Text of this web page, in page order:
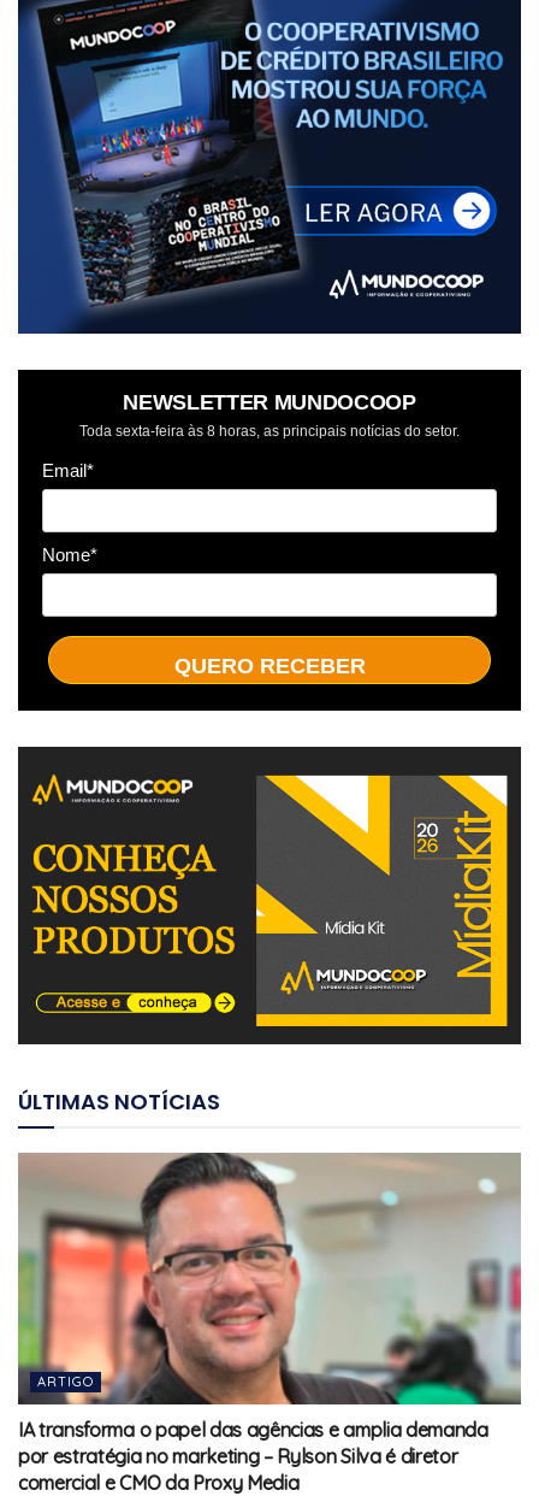
NEWSLETTER MUNDOCOOP
Toda sexta-feira às 8 horas, as principais notícias do setor.
Email*
Nome*
QUERO RECEBER
ÚLTIMAS NOTÍCIAS
ARTIGO
IA transforma o papel das agências e amplia demanda
por estratégia no marketing – Rylson Silva é diretor
comercial e CMO da Proxy Media